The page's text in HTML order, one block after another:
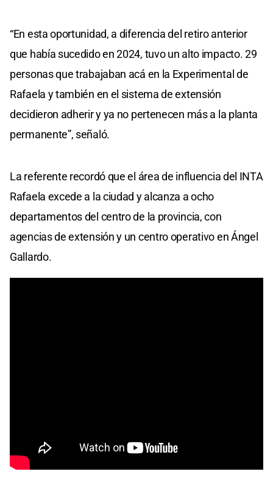
“En esta oportunidad, a diferencia del retiro anterior
que había sucedido en 2024, tuvo un alto impacto. 29
personas que trabajaban acá en la Experimental de
Rafaela y también en el sistema de extensión
decidieron adherir y ya no pertenecen más a la planta
permanente”, señaló.
La referente recordó que el área de influencia del INTA
Rafaela excede a la ciudad y alcanza a ocho
departamentos del centro de la provincia, con
agencias de extensión y un centro operativo en Ángel
Gallardo.